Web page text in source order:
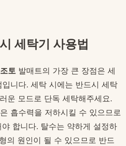
세탁기 사용법
토 발매트의 가장 큰 장점은 세
니다. 세탁 시에는 반드시 세탁
운 모드로 단독 세탁해주세요.
흡수력을 저하시킬 수 있으므로
합니다. 탈수는 약하게 설정하
의 원인이 될 수 있으므로 반드